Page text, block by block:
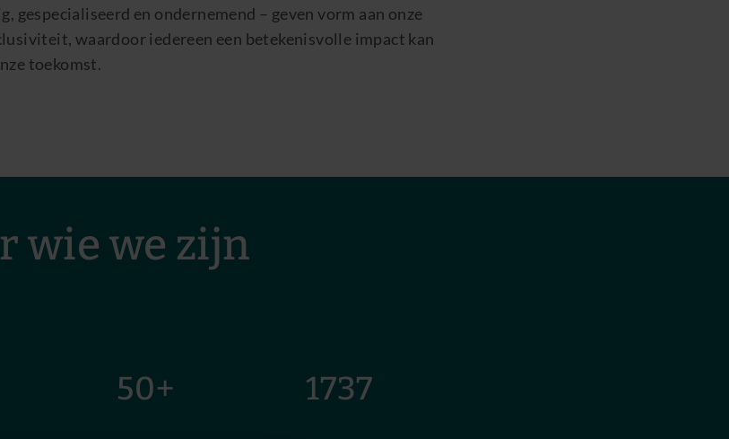
gespecialiseerd en ondernemend – geven vorm aan onze
waardoor iedereen een betekenisvolle impact kan
toekomst.
wie we zijn
50+ 1737